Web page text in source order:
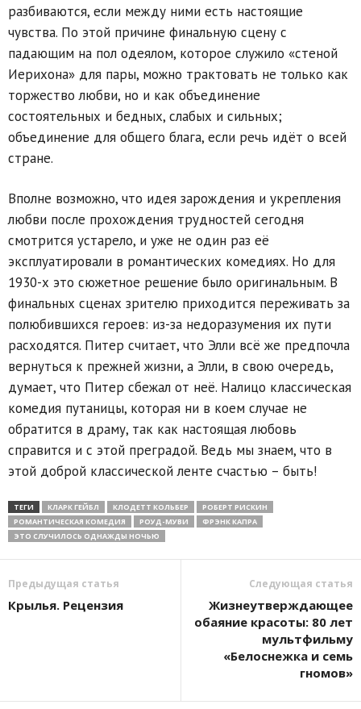
разбиваются, если между ними есть настоящие
чувства. По этой причине финальную сцену с
падающим на пол одеялом, которое служило «стеной
Иерихона» для пары, можно трактовать не только как
торжество любви, но и как объединение
состоятельных и бедных, слабых и сильных;
объединение для общего блага, если речь идёт о всей
стране.
Вполне возможно, что идея зарождения и укрепления
любви после прохождения трудностей сегодня
смотрится устарело, и уже не один раз её
эксплуатировали в романтических комедиях. Но для
1930-х это сюжетное решение было оригинальным. В
финальных сценах зрителю приходится переживать за
полюбившихся героев: из-за недоразумения их пути
расходятся. Питер считает, что Элли всё же предпочла
вернуться к прежней жизни, а Элли, в свою очередь,
думает, что Питер сбежал от неё. Налицо классическая
комедия путаницы, которая ни в коем случае не
обратится в драму, так как настоящая любовь
справится и с этой преградой. Ведь мы знаем, что в
этой доброй классической ленте счастью – быть!
ТЕГИ КЛАРК ГЕЙБЛ КЛОДЕТТ КОЛЬБЕР
РОБЕРТ РИСКИН
РОМАНТИЧЕСКАЯ КОМЕДИЯ
РОУД-МУВИ
ФРЭНК КАПРА
ЭТО СЛУЧИЛОСЬ ОДНАЖДЫ НОЧЬЮ
Предыдущая статья
Крылья. Рецензия
Следующая статья
Жизнеутверждающее
обаяние красоты: 80 лет
мультфильму
«Белоснежка и семь
гномов»